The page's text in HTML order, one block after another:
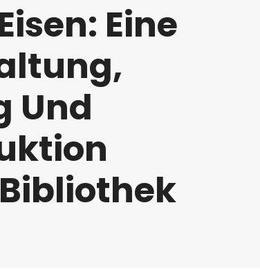
Eine
Und